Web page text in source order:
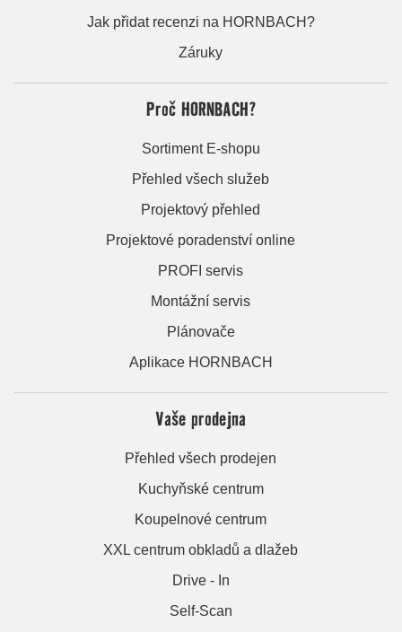
Jak přidat recenzi na HORNBACH?
Záruky
Proč HORNBACH?
Sortiment E-shopu
Přehled všech služeb
Projektový přehled
Projektové poradenství online
PROFI servis
Montážní servis
Plánovače
Aplikace HORNBACH
Vaše prodejna
Přehled všech prodejen
Kuchyňské centrum
Koupelnové centrum
XXL centrum obkladů a dlažeb
Drive - In
Self-Scan